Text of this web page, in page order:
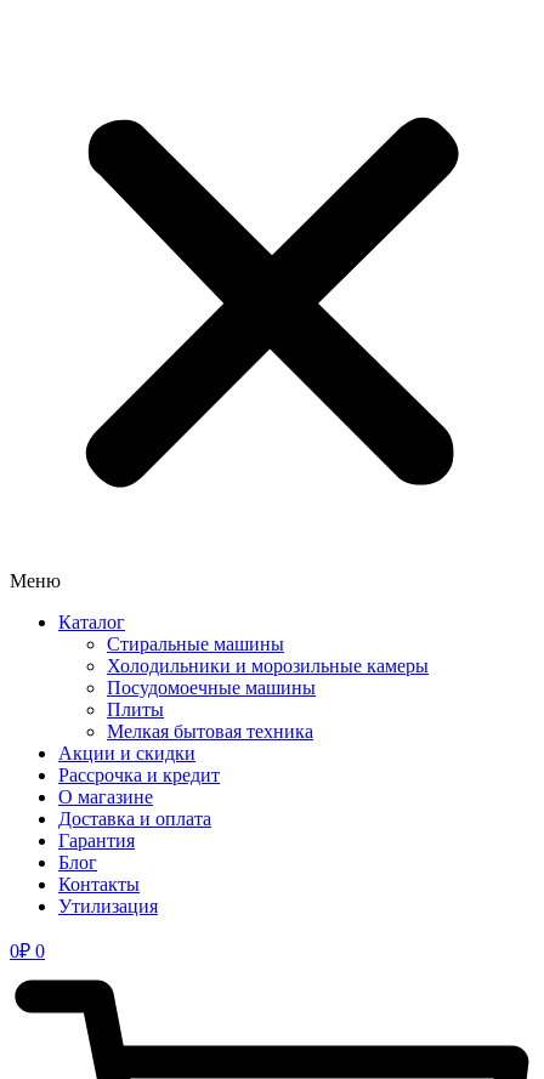
Меню
Каталог
Стиральные машины
Холодильники и морозильные камеры
Посудомоечные машины
Плиты
Мелкая бытовая техника
Акции и скидки
Рассрочка и кредит
О магазине
Доставка и оплата
Гарантия
Блог
Контакты
Утилизация
0₽ 0